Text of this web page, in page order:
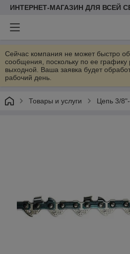
ИНТЕРНЕТ-МАГАЗИН ДЛЯ ВСЕЙ
Сейчас компания не может быстро
сообщения, поскольку по ее графику
выходной. Ваша заявка будет
рабочий день.
Товары и услуги Цепь 3/